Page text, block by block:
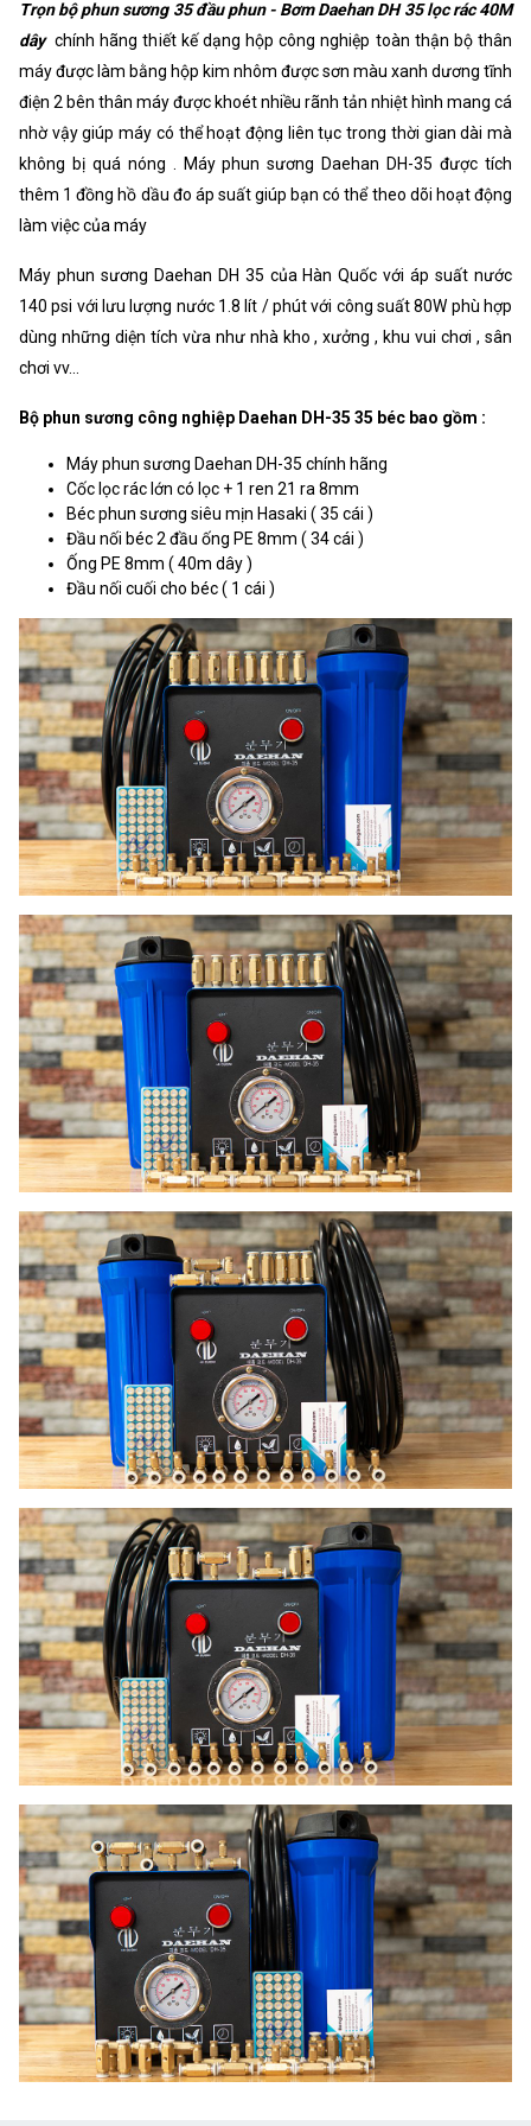
Trọn bộ phun sương 35 đầu phun - Bơm Daehan DH 35 lọc rác 40M
dây chính hãng thiết kế dạng hộp công nghiệp toàn thận bộ thân
máy được làm bằng hộp kim nhôm được sơn màu xanh dương tĩnh
điện 2 bên thân máy được khoét nhiều rãnh tản nhiệt hình mang cá
nhờ vậy giúp máy có thể hoạt động liên tục trong thời gian dài mà
không bị quá nóng . Máy phun sương Daehan DH-35 được tích
thêm 1 đồng hồ dầu đo áp suất giúp bạn có thể theo dõi hoạt động
làm việc của máy
Máy phun sương Daehan DH 35 của Hàn Quốc với áp suất nước
140 psi với lưu lượng nước 1.8 lít / phút với công suất 80W phù hợp
dùng những diện tích vừa như nhà kho , xưởng , khu vui chơi , sân
chơi vv...
Bộ phun sương công nghiệp Daehan DH-35 35 béc bao gồm :
Máy phun sương Daehan DH-35 chính hãng
Cốc lọc rác lớn có lọc + 1 ren 21 ra 8mm
Béc phun sương siêu mịn Hasaki ( 35 cái )
Đầu nối béc 2 đầu ống PE 8mm ( 34 cái )
Ống PE 8mm ( 40m dây )
Đầu nối cuối cho béc ( 1 cái )